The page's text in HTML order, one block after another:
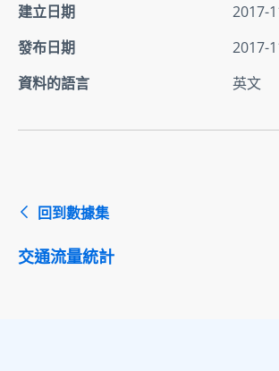
建立日期
2017-
發布日期
2017-
資料的語言
英文
回到數據集
交通流量統計